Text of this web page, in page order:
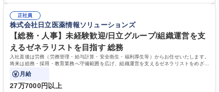
平均100件前後■メール・手紙：同上40件前後 募集職種 中野本社【お客様
相談室】お客様のお声をもとにより良い商品づくりへ貢献
すのでご安心ください。 【当社について】キリングループの広報機能を担
う会社として、お客様との出会いを大切にし、磨き上げたホスピタリティ
を込めてコミュニケーションをとりながら広報関連業務を行っておりま
す。 学歴・資格 学歴：大学院 大学 高専 短大 専修学校 高校 語学力： 資
格：
正社員
株式会社日立医薬情報ソリューションズ
【総務・人事】未経験歓迎/日立グループ/組織運営を支
えるゼネラリストを目指す 総務
入社直後は労務（労務管理・給与計算・安全衛生・福利厚生等）からお任せいたします。
将来は総務・採用・教育業務へ守備範囲を広げ、組織運営を支えるゼネラリストをめざせ
ます。
月給
27万7000円以上